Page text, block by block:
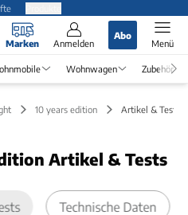
Marken Anmelden
Abo
Menü
Wohnwagen Zubehör
10 years edition Artikel & Tests
Artikel & Tests
Technische Daten